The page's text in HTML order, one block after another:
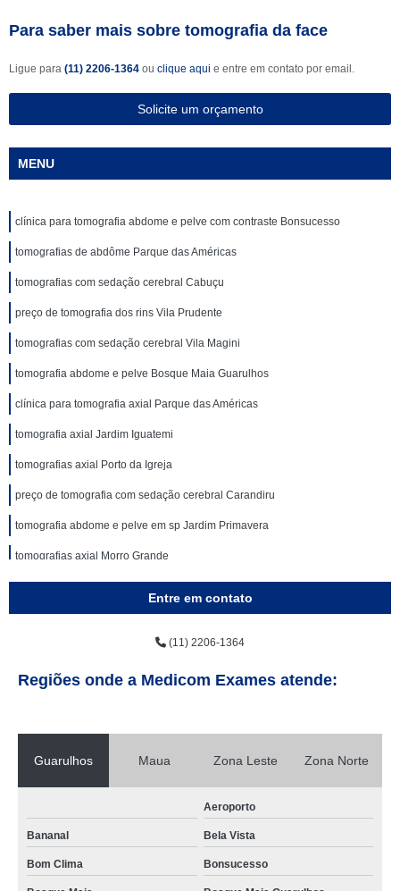
Para saber mais sobre tomografia da face
Ligue para (11) 2206-1364 ou clique aqui e entre em contato por email.
Solicite um orçamento
MENU
clínica para tomografia abdome e pelve com contraste Bonsucesso
tomografias de abdôme Parque das Américas
tomografias com sedação cerebral Cabuçu
preço de tomografia dos rins Vila Prudente
tomografias com sedação cerebral Vila Magini
tomografia abdome e pelve Bosque Maia Guarulhos
clínica para tomografia axial Parque das Américas
tomografia axial Jardim Iguatemi
tomografias axial Porto da Igreja
preço de tomografia com sedação cerebral Carandiru
tomografia abdome e pelve em sp Jardim Primavera
tomografias axial Morro Grande
preço de tomografia da face Vila Marisa Mazzei
tomografia para cálculo renal em sp Macedo
tomografias da face Vila Esperança
tomografia pulmonar Imirim
tomografia axial em sp Gopoúva
clínica para tomografia com sedação Chácara Maria Aparecida
Entre em contato
(11) 2206-1364
Regiões onde a Medicom Exames atende:
Guarulhos Maua Zona Leste Zona Norte
Aeroporto
Bananal Bela Vista
Bom Clima Bonsucesso